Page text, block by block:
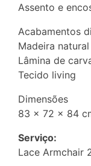
Assento e
Acabamentos
Madeira natural
Lâmina de
Tecido living
Dimensões
83 x 72 x 84
Serviço:
Lace Armchair